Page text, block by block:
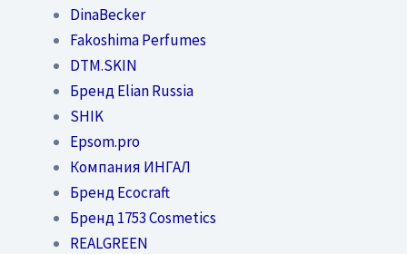
DinaBecker
Fakoshima Perfumes
DTM.SKIN
Бренд Elian Russia
SHIK
Epsom.pro
Компания ИНГАЛ
Бренд Ecocraft
Бренд 1753 Cosmetics
REALGREEN